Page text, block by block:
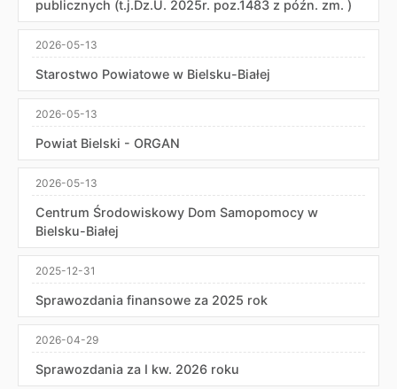
publicznych (t.j.Dz.U. 2025r. poz.1483 z późn. zm. )
2026-05-13
Starostwo Powiatowe w Bielsku-Białej
2026-05-13
Powiat Bielski - ORGAN
2026-05-13
Centrum Środowiskowy Dom Samopomocy w
Bielsku-Białej
2025-12-31
Sprawozdania finansowe za 2025 rok
2026-04-29
Sprawozdania za I kw. 2026 roku